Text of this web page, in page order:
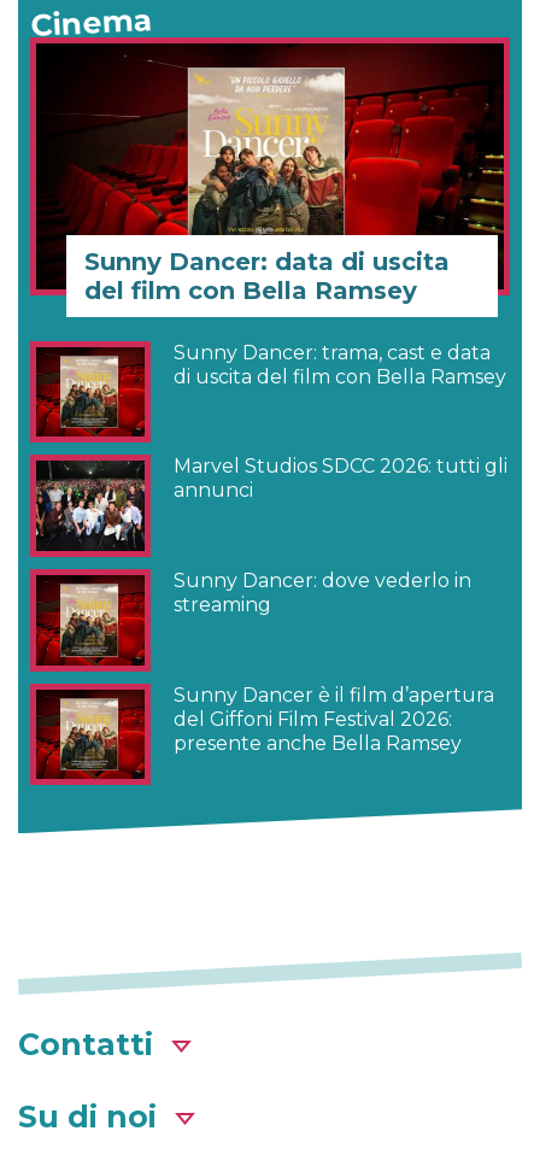
Cinema
Sunny Dancer: data di uscita
del film con Bella Ramsey
Sunny Dancer: trama, cast e data
di uscita del film con Bella Ramsey
Marvel Studios SDCC 2026: tutti gli
annunci
Sunny Dancer: dove vederlo in
streaming
Sunny Dancer è il film d’apertura
del Giffoni Film Festival 2026:
presente anche Bella Ramsey
Contatti
Su di noi